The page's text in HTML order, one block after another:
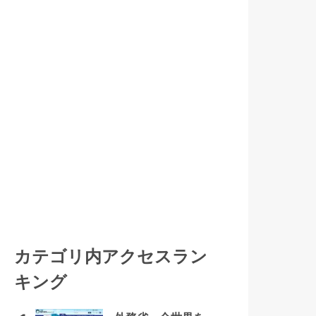
カテゴリ内アクセスラン
キング